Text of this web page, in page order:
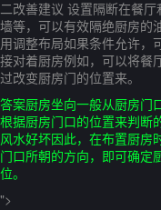
二改善建议 设置隔断在餐
墙等，可以有效隔绝厨房的
用调整布局如果条件允许，
接对着厨房例如，可以将餐
过改变厨房门的位置来。
答案厨房坐向一般从厨房门
根据厨房门口的位置来判断
风水好坏因此，在布置厨房
门口所朝的方向，即可确定
位。
">